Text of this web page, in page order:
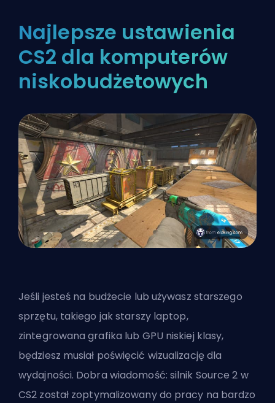
Najlepsze ustawienia
CS2 dla komputerów
niskobudżetowych
Jeśli jesteś na budżecie lub używasz starszego
sprzętu, takiego jak starszy laptop,
zintegrowana grafika lub GPU niskiej klasy,
będziesz musiał poświęcić wizualizację dla
wydajności. Dobra wiadomość: silnik Source 2 w
CS2 został zoptymalizowany do pracy na bardzo